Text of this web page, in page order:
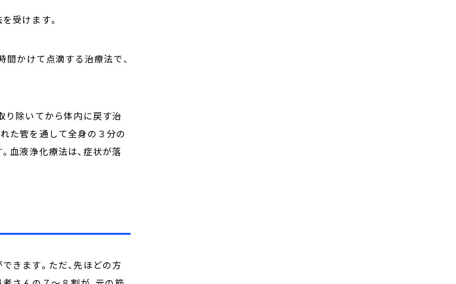
受けます。
間かけて点滴する治療法で、
り除いてから体内に戻す治
た管を通して全身の３分の
血液浄化療法は、症状が落
きます。ただ、先ほどの方